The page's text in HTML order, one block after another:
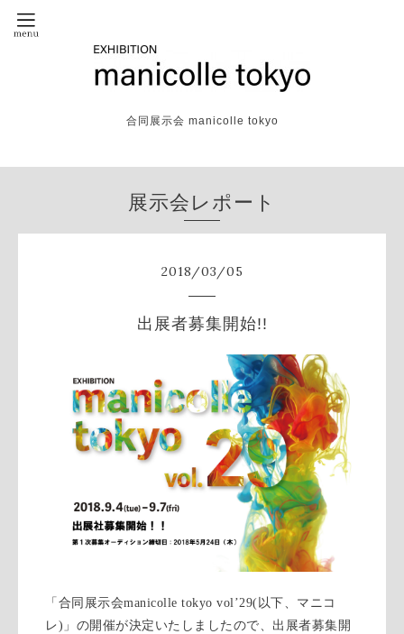
合同展示会 manicolle tokyo
展示会レポート
2018/03/05
出展者募集開始!!
「合同展示会manicolle tokyo vol’29( 以下、マニコ
レ ) 」の開催が決定いたしましたので、出展者募集開